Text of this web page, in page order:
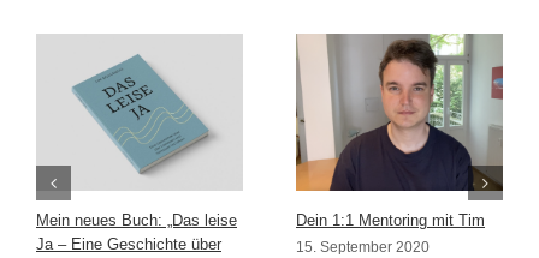
Mein neues Buch: „Das leise
Ja – Eine Geschichte über
Dein 1:1 Mentoring mit Tim
15. September 2020